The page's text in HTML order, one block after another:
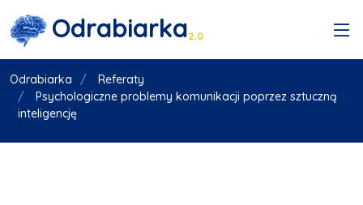
Odrabiarka2.0
Odrabiarka
Referaty
Psychologiczne problemy komunikacji poprzez sztuczną
inteligencję